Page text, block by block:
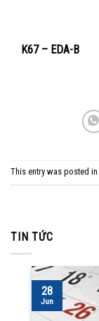
K67 – EDA-B
This entry was posted in
TIN TỨC
28
Jun